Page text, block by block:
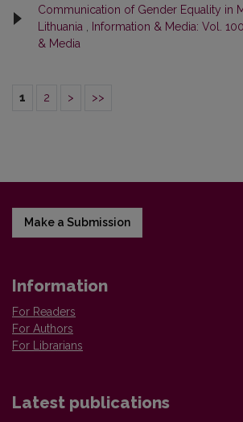
Communication of Gender Equality in
Lithuania
Information & Media: Vol.
& Media
1 2 > >>
Make a Submission
Information
For Readers
For Authors
For Librarians
Latest publications